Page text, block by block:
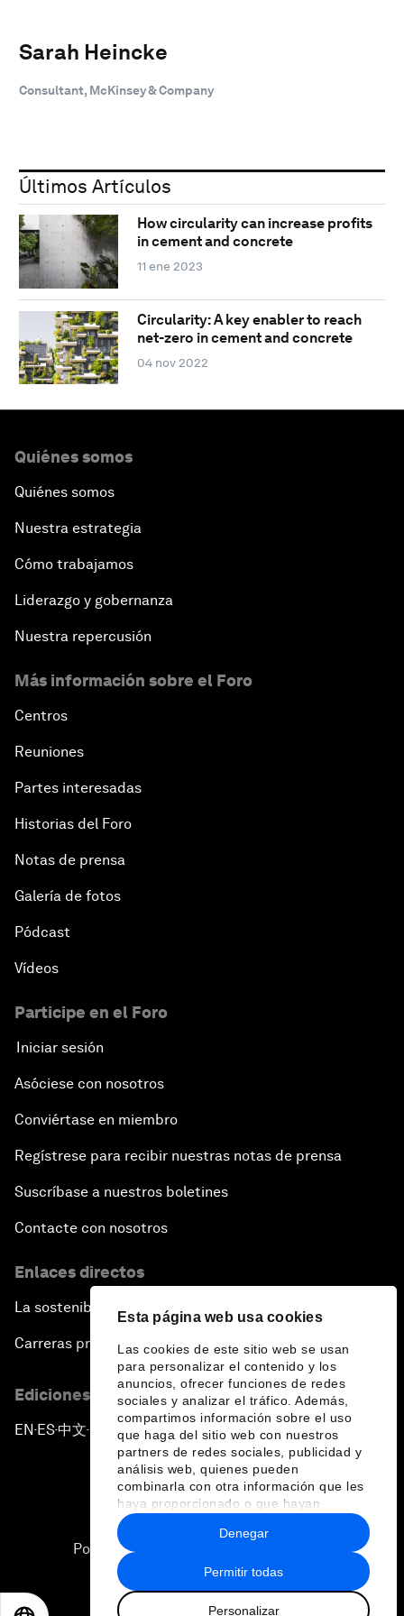
Esta página web usa cookies
Las cookies de este sitio web se usan
para personalizar el contenido y los
anuncios, ofrecer funciones de redes
sociales y analizar el tráfico. Además,
compartimos información sobre el uso
que haga del sitio web con nuestros
partners de redes sociales, publicidad y
análisis web, quienes pueden
combinarla con otra información que les
haya proporcionado o que hayan
recopilado a partir del uso que haya
hecho de sus servicios.
Permitir todas
Personalizar
Denegar
Sarah Heincke
Consultant, McKinsey & Company
Últimos Artículos
How circularity can increase profits
in cement and concrete
11 ene 2023
Circularity: A key enabler to reach
net-zero in cement and concrete
04 nov 2022
Quiénes somos
Quiénes somos
Nuestra estrategia
Cómo trabajamos
Liderazgo y gobernanza
Nuestra repercusión
Más información sobre el Foro
Centros
Reuniones
Partes interesadas
Historias del Foro
Notas de prensa
Galería de fotos
Pódcast
Vídeos
Participe en el Foro
Iniciar sesión
Asóciese con nosotros
Conviértase en miembro
Regístrese para recibir nuestras notas de prensa
Suscríbase a nuestros boletines
Contacte con nosotros
Enlaces directos
La sostenibilidad en el Foro
Carreras profesionales
Ediciones en otros idiomas
EN ▪ES▪中文▪ 日本語
Política de privacidad y normas de uso
Sitemap